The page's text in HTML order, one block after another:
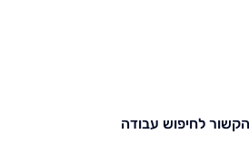
לחיפוש עבודה